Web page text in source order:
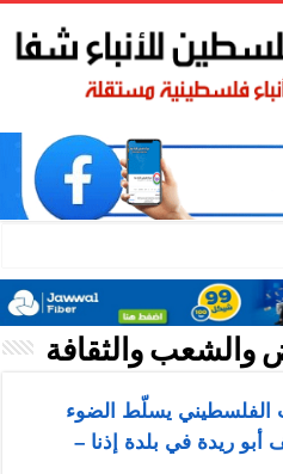
والشعب والثقافة
الفلسطيني يسلّط الضوء
أبو ريدة في بلدة إذنا –